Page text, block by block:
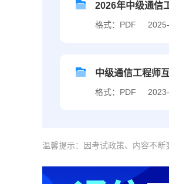
2026年中级通信
格式：PDF
中级通信工程师
格式：PDF
温馨提示：因考试政策、内容不断